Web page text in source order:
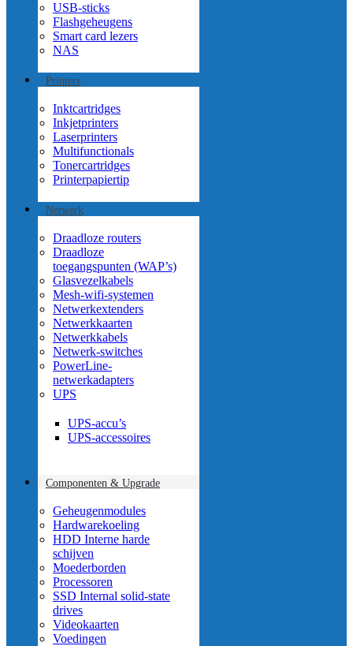
USB-sticks
Flashgeheugens
Smart card lezers
NAS
Printers
Inktcartridges
Inkjetprinters
Laserprinters
Multifunctionals
Tonercartridges
Printerpapiertip
Netwerk
Draadloze routers
Draadloze
toegangspunten (WAP’s)
Glasvezelkabels
Mesh-wifi-systemen
Netwerkextenders
Netwerkkaarten
Netwerkkabels
Netwerk-switches
PowerLine-
netwerkadapters
UPS
UPS-accu’s
UPS-accessoires
Componenten & Upgrade
Geheugenmodules
Hardwarekoeling
HDD Interne harde
schijven
Moederborden
Processoren
SSD Internal solid-state
drives
Videokaarten
Voedingen